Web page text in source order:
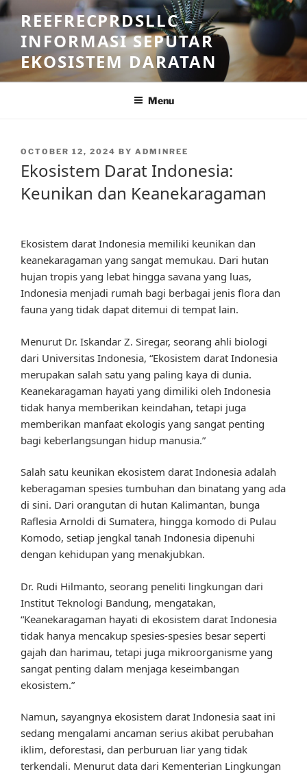
Skip
to
content
REEFRECPRDSLLC –
INFORMASI SEPUTAR
EKOSISTEM DARATAN
Menu
POSTED
ON
OCTOBER 12, 2024 BY ADMINREE
Ekosistem Darat Indonesia:
Keunikan dan Keanekaragaman
Ekosistem darat Indonesia memiliki keunikan dan
keanekaragaman yang sangat memukau. Dari hutan
hujan tropis yang lebat hingga savana yang luas,
Indonesia menjadi rumah bagi berbagai jenis flora dan
fauna yang tidak dapat ditemui di tempat lain.
Menurut Dr. Iskandar Z. Siregar, seorang ahli biologi
dari Universitas Indonesia, “Ekosistem darat Indonesia
merupakan salah satu yang paling kaya di dunia.
Keanekaragaman hayati yang dimiliki oleh Indonesia
tidak hanya memberikan keindahan, tetapi juga
memberikan manfaat ekologis yang sangat penting
bagi keberlangsungan hidup manusia.”
Salah satu keunikan ekosistem darat Indonesia adalah
keberagaman spesies tumbuhan dan binatang yang ada
di sini. Dari orangutan di hutan Kalimantan, bunga
Raflesia Arnoldi di Sumatera, hingga komodo di Pulau
Komodo, setiap jengkal tanah Indonesia dipenuhi
dengan kehidupan yang menakjubkan.
Dr. Rudi Hilmanto, seorang peneliti lingkungan dari
Institut Teknologi Bandung, mengatakan,
“Keanekaragaman hayati di ekosistem darat Indonesia
tidak hanya mencakup spesies-spesies besar seperti
gajah dan harimau, tetapi juga mikroorganisme yang
sangat penting dalam menjaga keseimbangan
ekosistem.”
Namun, sayangnya ekosistem darat Indonesia saat ini
sedang mengalami ancaman serius akibat perubahan
iklim, deforestasi, dan perburuan liar yang tidak
terkendali. Menurut data dari Kementerian Lingkungan